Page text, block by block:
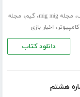
، مجله mig mig ،گیم، مجله
، اخبار بازی
دانلود کتاب